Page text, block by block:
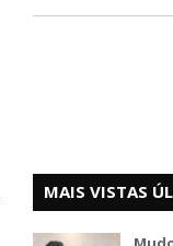
MAIS VISTAS